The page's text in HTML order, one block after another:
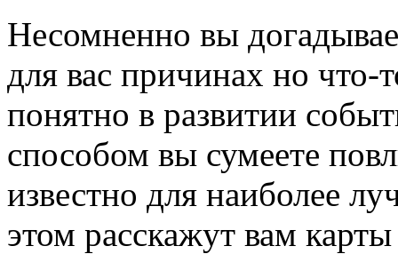
Несомненно вы
для вас причинах но что-
понятно в развитии
способом вы сумеете
известно для наиболее
этом расскажут вам